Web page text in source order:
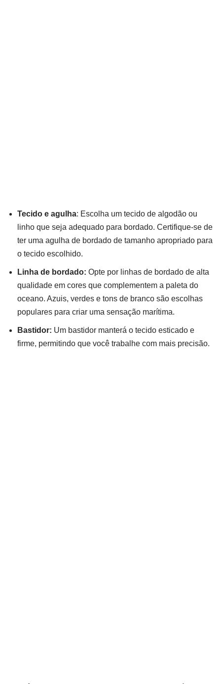
Tecido e agulha: Escolha um tecido de algodão ou
linho que seja adequado para bordado. Certifique-se de
ter uma agulha de bordado de tamanho apropriado para
o tecido escolhido.
Linha de bordado: Opte por linhas de bordado de alta
qualidade em cores que complementem a paleta do
oceano. Azuis, verdes e tons de branco são escolhas
populares para criar uma sensação marítima.
Bastidor: Um bastidor manterá o tecido esticado e
firme, permitindo que você trabalhe com mais precisão.